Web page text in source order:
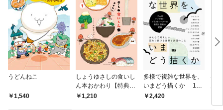
うどんねこ
1,540
しょうゆさしの食いし
ん本おかわり【特典ペ
ーパー付き】 (1)
1,210
多様で複雑な世界を、
いまどう描くか 12
人のマンガ家・イラス
2,420
昼